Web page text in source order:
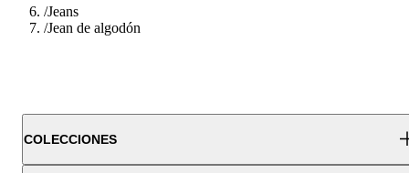
/Jeans
/Jean de algodón
COLECCIONES